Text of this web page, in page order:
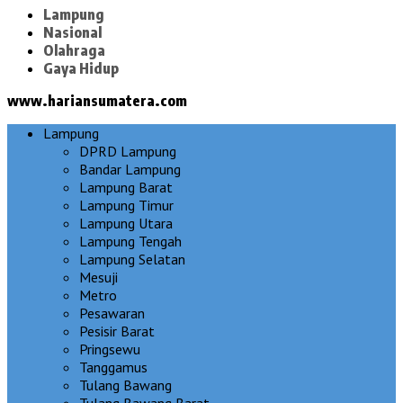
Lampung
Nasional
Olahraga
Gaya Hidup
www.hariansumatera.com
Lampung
DPRD Lampung
Bandar Lampung
Lampung Barat
Lampung Timur
Lampung Utara
Lampung Tengah
Lampung Selatan
Mesuji
Metro
Pesawaran
Pesisir Barat
Pringsewu
Tanggamus
Tulang Bawang